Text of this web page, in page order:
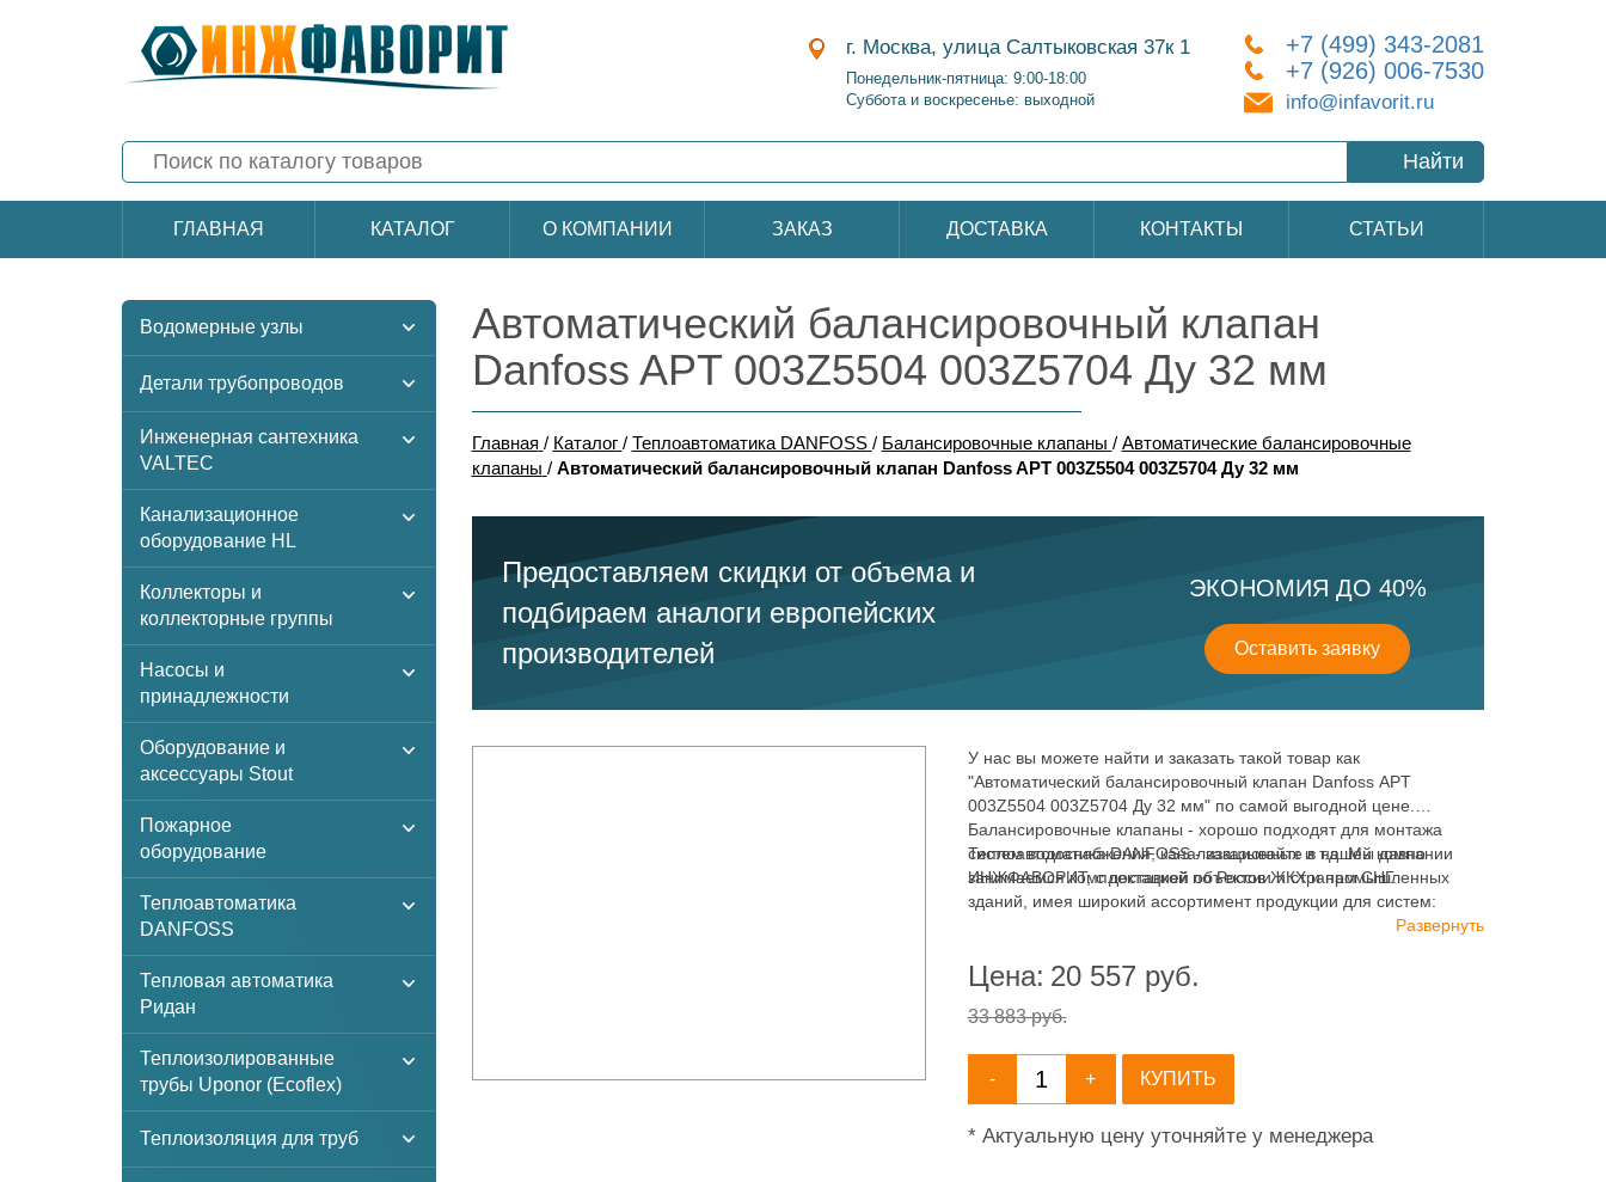
г. Москва, улица Салтыковская 37к 1
Понедельник-пятница: 9:00-18:00
Суббота и воскресенье: выходной
+7 (499) 343-2081
+7 (926) 006-7530
info@infavorit.ru
Найти
ГЛАВНАЯ КАТАЛОГ О КОМПАНИИ ЗАКАЗ ДОСТАВКА КОНТАКТЫ СТАТЬИ
Водомерные узлы
Детали трубопроводов
Инженерная сантехника
VALTEC
Канализационное
оборудование HL
Коллекторы и
коллекторные группы
Насосы и
принадлежности
Оборудование и
аксессуары Stout
Пожарное
оборудование
Теплоавтоматика
DANFOSS
Тепловая автоматика
Ридан
Теплоизолированные
трубы Uponor (Ecoflex)
Теплоизоляция для труб
Автоматический балансировочный клапан
Danfoss APT 003Z5504 003Z5704 Ду 32 мм
Главная / Каталог / Теплоавтоматика DANFOSS / Балансировочные клапаны / Автоматические балансировочные
клапаны / Автоматический балансировочный клапан Danfoss APT 003Z5504 003Z5704 Ду 32 мм
Предоставляем скидки от объема и
подбираем аналоги европейских
производителей
ЭКОНОМИЯ ДО 40%
Оставить заявку
У нас вы можете найти и заказать такой товар как
"Автоматический балансировочный клапан Danfoss APT
003Z5504 003Z5704 Ду 32 мм" по самой выгодной цене.
Балансировочные клапаны - хорошо подходят для монтажа
систем водоснабжения, канализационных и т.д. Мы давно
занимаемся комплектацией объектов ЖКХ и промышленных
зданий, имея широкий ассортимент продукции для систем:
отопления, водоснабжения, канализации и пожаротушения.
Теплоавтоматика DANFOSS - заказывайте в нашей компании
ИНЖФАВОРИТ, с доставкой по России и странам СНГ.
Развернуть
Цена: 20 557руб.
33 883 руб.
- + КУПИТЬ
* Актуальную цену уточняйте у менеджера